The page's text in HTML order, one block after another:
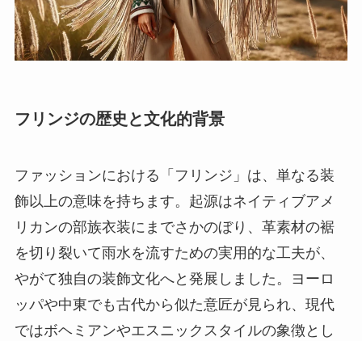
フリンジの歴史と文化的背景
ファッションにおける「フリンジ」は、単なる装
飾以上の意味を持ちます。起源はネイティブアメ
リカンの部族衣装にまでさかのぼり、革素材の裾
を切り裂いて雨水を流すための実用的な工夫が、
やがて独自の装飾文化へと発展しました。ヨーロ
ッパや中東でも古代から似た意匠が見られ、現代
ではボヘミアンやエスニックスタイルの象徴とし